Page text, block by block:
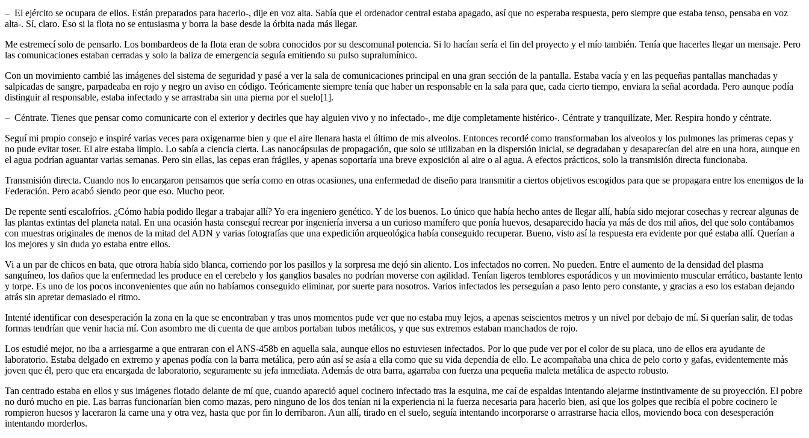
– El ejército se ocupara de ellos. Están preparados para hacerlo-, dije en voz alta. Sabía que el ordenador central estaba apagado, así que no esperaba respuesta, pero siempre que estaba tenso, pensaba en voz
alta-. Sí, claro. Eso si la flota no se entusiasma y borra la base desde la órbita nada más llegar.
Me estremecí solo de pensarlo. Los bombardeos de la flota eran de sobra conocidos por su descomunal potencia. Si lo hacían sería el fin del proyecto y el mío también. Tenía que hacerles llegar un mensaje. Pero
las comunicaciones estaban cerradas y solo la baliza de emergencia seguía emitiendo su pulso supralumínico.
Con un movimiento cambié las imágenes del sistema de seguridad y pasé a ver la sala de comunicaciones principal en una gran sección de la pantalla. Estaba vacía y en las pequeñas pantallas manchadas y
salpicadas de sangre, parpadeaba en rojo y negro un aviso en código. Teóricamente siempre tenía que haber un responsable en la sala para que, cada cierto tiempo, enviara la señal acordada. Pero aunque podía
distinguir al responsable, estaba infectado y se arrastraba sin una pierna por el suelo[1].
– Céntrate. Tienes que pensar como comunicarte con el exterior y decirles que hay alguien vivo y no infectado-, me dije completamente histérico-. Céntrate y tranquilízate, Mer. Respira hondo y céntrate.
Seguí mi propio consejo e inspiré varias veces para oxigenarme bien y que el aire llenara hasta el último de mis alveolos. Entonces recordé como transformaban los alveolos y los pulmones las primeras cepas y
no pude evitar toser. El aire estaba limpio. Lo sabía a ciencia cierta. Las nanocápsulas de propagación, que solo se utilizaban en la dispersión inicial, se degradaban y desaparecían del aire en una hora, aunque en
el agua podrían aguantar varias semanas. Pero sin ellas, las cepas eran frágiles, y apenas soportaría una breve exposición al aire o al agua. A efectos prácticos, solo la transmisión directa funcionaba.
Transmisión directa. Cuando nos lo encargaron pensamos que sería como en otras ocasiones, una enfermedad de diseño para transmitir a ciertos objetivos escogidos para que se propagara entre los enemigos de la
Federación. Pero acabó siendo peor que eso. Mucho peor.
De repente sentí escalofríos. ¿Cómo había podido llegar a trabajar allí? Yo era ingeniero genético. Y de los buenos. Lo único que había hecho antes de llegar allí, había sido mejorar cosechas y recrear algunas de
las plantas extintas del planeta natal. En una ocasión hasta conseguí recrear por ingeniería inversa a un curioso mamífero que ponía huevos, desaparecido hacía ya más de dos mil años, del que solo contábamos
con muestras originales de menos de la mitad del ADN y varias fotografías que una expedición arqueológica había conseguido recuperar. Bueno, visto así la respuesta era evidente por qué estaba allí. Querían a
los mejores y sin duda yo estaba entre ellos.
Vi a un par de chicos en bata, que otrora había sido blanca, corriendo por los pasillos y la sorpresa me dejó sin aliento. Los infectados no corren. No pueden. Entre el aumento de la densidad del plasma
sanguíneo, los daños que la enfermedad les produce en el cerebelo y los ganglios basales no podrían moverse con agilidad. Tenían ligeros temblores esporádicos y un movimiento muscular errático, bastante lento
y torpe. Es uno de los pocos inconvenientes que aún no habíamos conseguido eliminar, por suerte para nosotros. Varios infectados les perseguían a paso lento pero constante, y gracias a eso los estaban dejando
atrás sin apretar demasiado el ritmo.
Intenté identificar con desesperación la zona en la que se encontraban y tras unos momentos pude ver que no estaba muy lejos, a apenas seiscientos metros y un nivel por debajo de mí. Si querían salir, de todas
formas tendrían que venir hacia mí. Con asombro me di cuenta de que ambos portaban tubos metálicos, y que sus extremos estaban manchados de rojo.
Los estudié mejor, no iba a arriesgarme a que entraran con el ANS-458b en aquella sala, aunque ellos no estuviesen infectados. Por lo que pude ver por el color de su placa, uno de ellos era ayudante de
laboratorio. Estaba delgado en extremo y apenas podía con la barra metálica, pero aún así se asía a ella como que su vida dependía de ello. Le acompañaba una chica de pelo corto y gafas, evidentemente más
joven que él, pero que era encargada de laboratorio, seguramente su jefa inmediata. Además de otra barra, agarraba con fuerza una pequeña maleta metálica de aspecto robusto.
Tan centrado estaba en ellos y sus imágenes flotado delante de mí que, cuando apareció aquel cocinero infectado tras la esquina, me caí de espaldas intentando alejarme instintivamente de su proyección. El pobre
no duró mucho en pie. Las barras funcionarían bien como mazas, pero ninguno de los dos tenían ni la experiencia ni la fuerza necesaria para hacerlo bien, así que los golpes que recibía el pobre cocinero le
rompieron huesos y laceraron la carne una y otra vez, hasta que por fin lo derribaron. Aun allí, tirado en el suelo, seguía intentando incorporarse o arrastrarse hacia ellos, moviendo boca con desesperación
intentando morderlos.